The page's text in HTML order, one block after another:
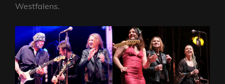
Westfalens.